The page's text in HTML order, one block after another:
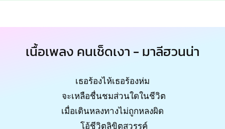
เนื้อเพลง คนเช็ดเงา - มาลีฮวนน่า
เธอร้องไห้เธอร้องห่ม
จะเหลือชื่นชมส่วนใดในชีวิต
เมื่อเดินหลงทางไม่ถูกหลงผิด
โอ้ชีวิตลิขิตสวรรค์